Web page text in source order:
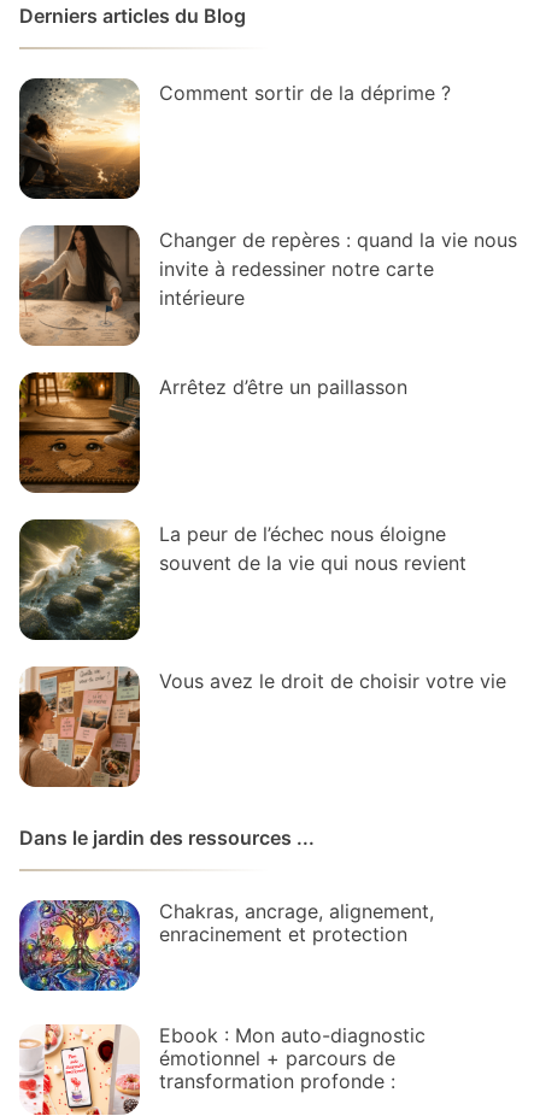
Derniers articles du Blog
Comment sortir de la déprime ?
Changer de repères : quand la vie nous
invite à redessiner notre carte
intérieure
Arrêtez d’être un paillasson
La peur de l’échec nous éloigne
souvent de la vie qui nous revient
Vous avez le droit de choisir votre vie
Dans le jardin des ressources ...
Chakras, ancrage, alignement,
enracinement et protection
Ebook : Mon auto-diagnostic
émotionnel + parcours de
transformation profonde :